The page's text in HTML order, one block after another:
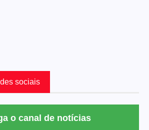
sociais
o canal de notícias